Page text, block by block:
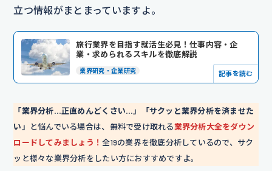
立つ情報がまとまっていますよ。
旅行業界を目指す就活生必見！仕事内容・企
業・求められるスキルを徹底解説
業界研究・企業研究 記事を読む
「業界分析…正直めんどくさい…」「サクッと業界分析を済ませた
い」
と悩んでいる場合は、無料で受け取れる業界分析大全をダウン
ロードしてみましょう！全19の業界を徹底分析しているので、サク
ッと様々な業界分析をしたい方におすすめですよ。